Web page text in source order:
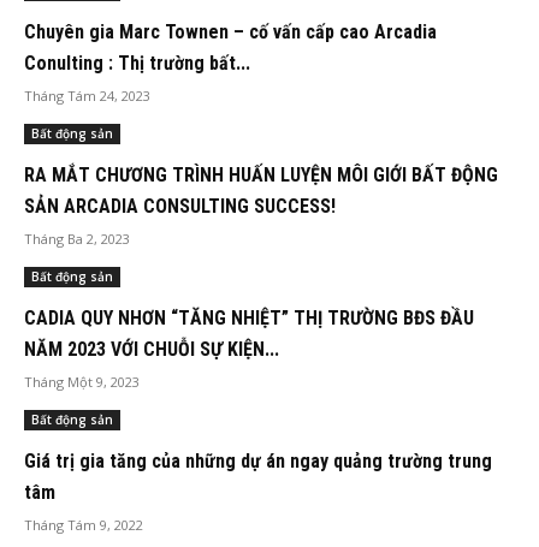
Chuyên gia Marc Townen – cố vấn cấp cao Arcadia
Conulting : Thị trường bất...
Tháng Tám 24, 2023
Bất động sản
RA MẮT CHƯƠNG TRÌNH HUẤN LUYỆN MÔI GIỚI BẤT ĐỘNG
SẢN ARCADIA CONSULTING SUCCESS!
Tháng Ba 2, 2023
Bất động sản
CADIA QUY NHƠN “TĂNG NHIỆT” THỊ TRƯỜNG BĐS ĐẦU
NĂM 2023 VỚI CHUỖI SỰ KIỆN...
Tháng Một 9, 2023
Bất động sản
Giá trị gia tăng của những dự án ngay quảng trường trung
tâm
Tháng Tám 9, 2022